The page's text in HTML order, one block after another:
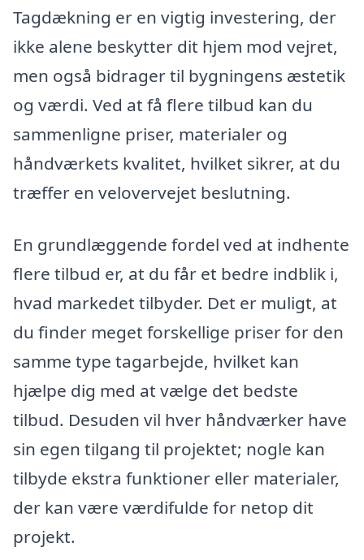
Tagdækning er en vigtig investering, der
ikke alene beskytter dit hjem mod vejret,
men også bidrager til bygningens æstetik
og værdi. Ved at få flere tilbud kan du
sammenligne priser, materialer og
håndværkets kvalitet, hvilket sikrer, at du
træffer en velovervejet beslutning.
En grundlæggende fordel ved at indhente
flere tilbud er, at du får et bedre indblik i,
hvad markedet tilbyder. Det er muligt, at
du finder meget forskellige priser for den
samme type tagarbejde, hvilket kan
hjælpe dig med at vælge det bedste
tilbud. Desuden vil hver håndværker have
sin egen tilgang til projektet; nogle kan
tilbyde ekstra funktioner eller materialer,
der kan være værdifulde for netop dit
projekt.